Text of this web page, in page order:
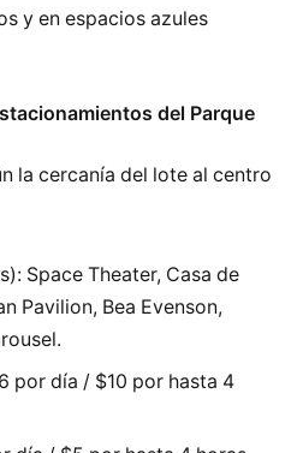
y en espacios azules
del Parque
la cercanía del lote al centro
Space Theater, Casa de
Pavilion, Bea Evenson,
por día / $10 por hasta 4